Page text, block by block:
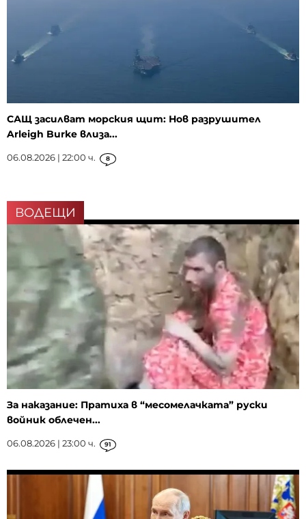
САЩ засилват морския щит: Нов разрушител
Arleigh Burke влиза...
06.08.2026 | 22:00 ч. 8
ВОДЕЩИ
За наказание: Пратиха в “месомелачката” руски
войник облечен...
06.08.2026 | 23:00 ч. 91